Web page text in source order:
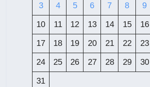
3 4 5 6 7 8 9
10 11 12 13 14 15 16
17 18 19 20 21 22 23
24 25 26 27 28 29 30
31